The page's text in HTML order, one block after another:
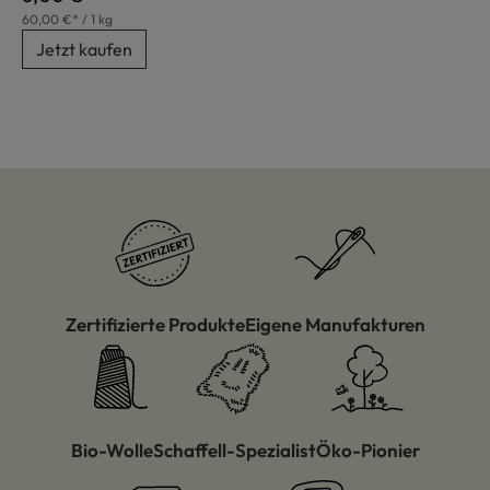
60,00 €* / 1 kg
Jetzt kaufen
Zertifizierte ProdukteEigene Manufakturen
Bio-WolleSchaffell-SpezialistÖko-Pionier